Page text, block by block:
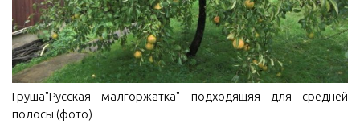
Груша"Русская малгоржатка" подходящяя для средней
полосы (фото)